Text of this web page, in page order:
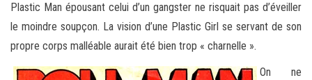
Plastic Man épousant celui d’un gangster ne risquait pas d’éveiller
le moindre soupçon. La vision d’une Plastic Girl se servant de son
propre corps malléable aurait été bien trop « charnelle ».
On ne